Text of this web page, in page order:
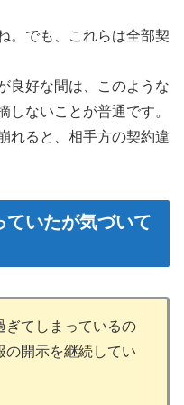
。でも、これらは全部契
良好な間は、このような
しないことが普通です。
れると、相手方の契約違
ていたが気づいて
ぎてしまっているの
の開示を継続してい